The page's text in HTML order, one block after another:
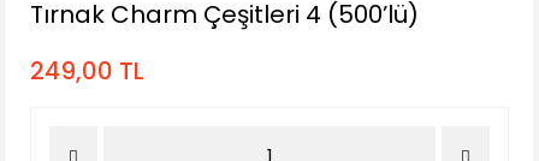
Tırnak Charm Çeşitleri 4 (500’lü)
249,00 TL